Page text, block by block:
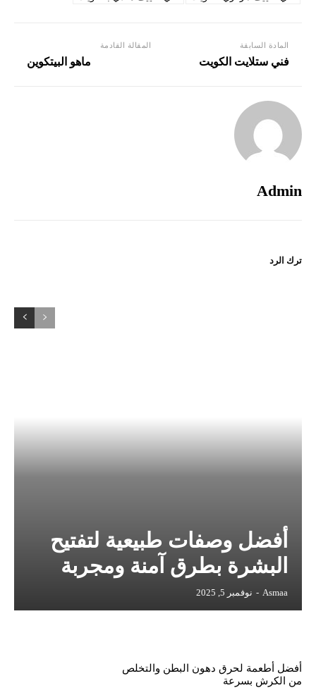
المادة السابقة
فني ستلايت الكويت
المقالة القادمة
ماهو البيتكوين
Admin
ترك الرد
أفضل وصفات طبيعية لتفتيح
البشرة بطرق آمنة ومجربة
Asmaa
- نوفمبر 5, 2025
أفضل أطعمة لحرق دهون البطن والتخلص
من الكرش بسرعة